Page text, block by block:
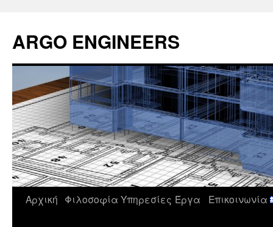
περιεχόμενο
ARGO ENGINEERS
Αρχική Φιλοσοφία Υπηρεσίες Έργα
Επικοινωνία